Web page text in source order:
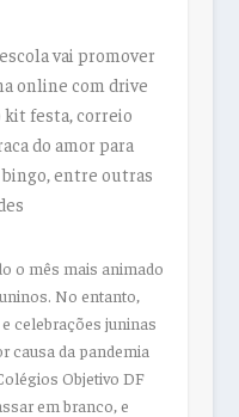
vai promover
online com drive
festa, correio
do amor para
entre outras
o mês mais animado
No entanto,
celebrações juninas
causa da pandemia
Objetivo DF
em branco, e